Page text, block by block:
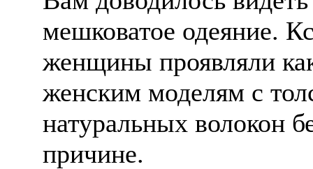
мешковатое одеяние.
женщины проявляли
женским моделям с
натуральных волокон
причине.